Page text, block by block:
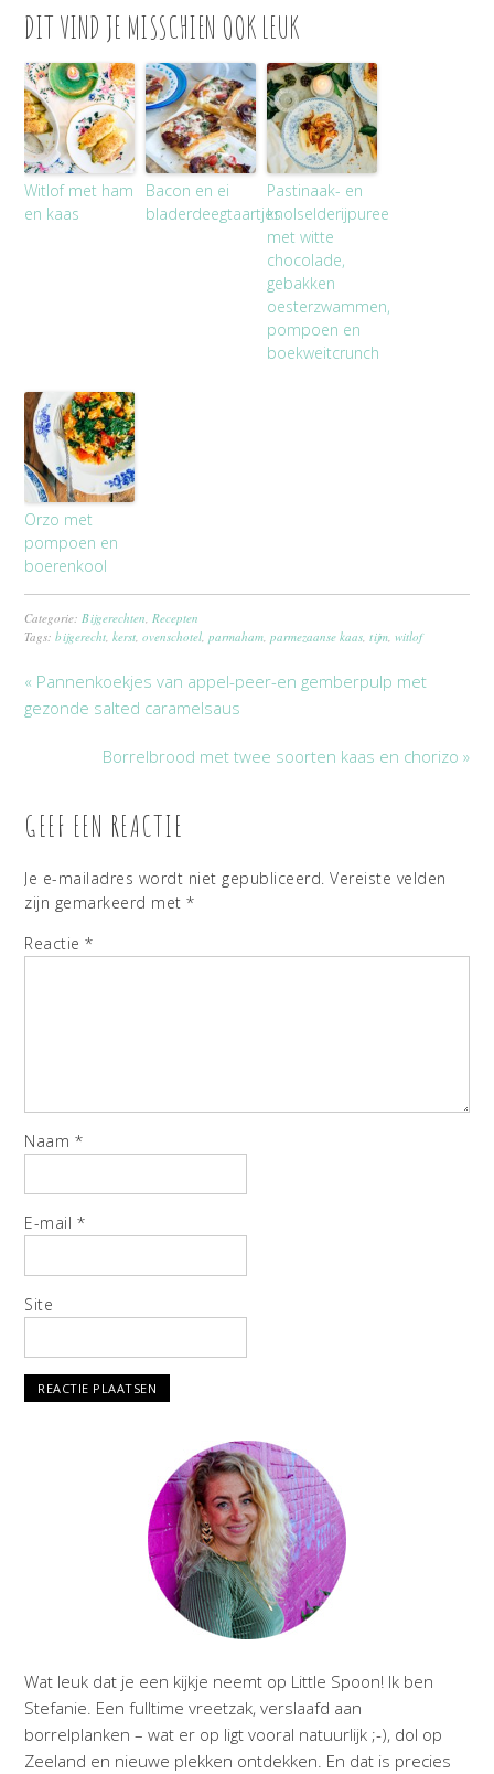
DIT VIND JE MISSCHIEN OOK LEUK
Witlof met ham
en kaas
Bacon en ei
bladerdeegtaartjes
Pastinaak- en
knolselderijpuree
met witte
chocolade,
gebakken
oesterzwammen,
pompoen en
boekweitcrunch
Orzo met
pompoen en
boerenkool
Categorie: Bijgerechten Recepten
Tags:bijgerecht ,kerst ,ovenschotel ,parmaham ,parmezaanse kaas ,tijm ,witlof
« Pannenkoekjes van appel-peer-en gemberpulp met
gezonde salted caramelsaus
Borrelbrood met twee soorten kaas en chorizo »
GEEF EEN REACTIE
Je e-mailadres wordt niet gepubliceerd. Vereiste velden
zijn gemarkeerd met*
Reactie*
Naam *
E-mail *
Site
Wat leuk dat je een kijkje neemt op Little Spoon! Ik ben
Stefanie. Een fulltime vreetzak, verslaafd aan
borrelplanken – wat er op ligt vooral natuurlijk ;-), dol op
Zeeland en nieuwe plekken ontdekken. En dat is precies